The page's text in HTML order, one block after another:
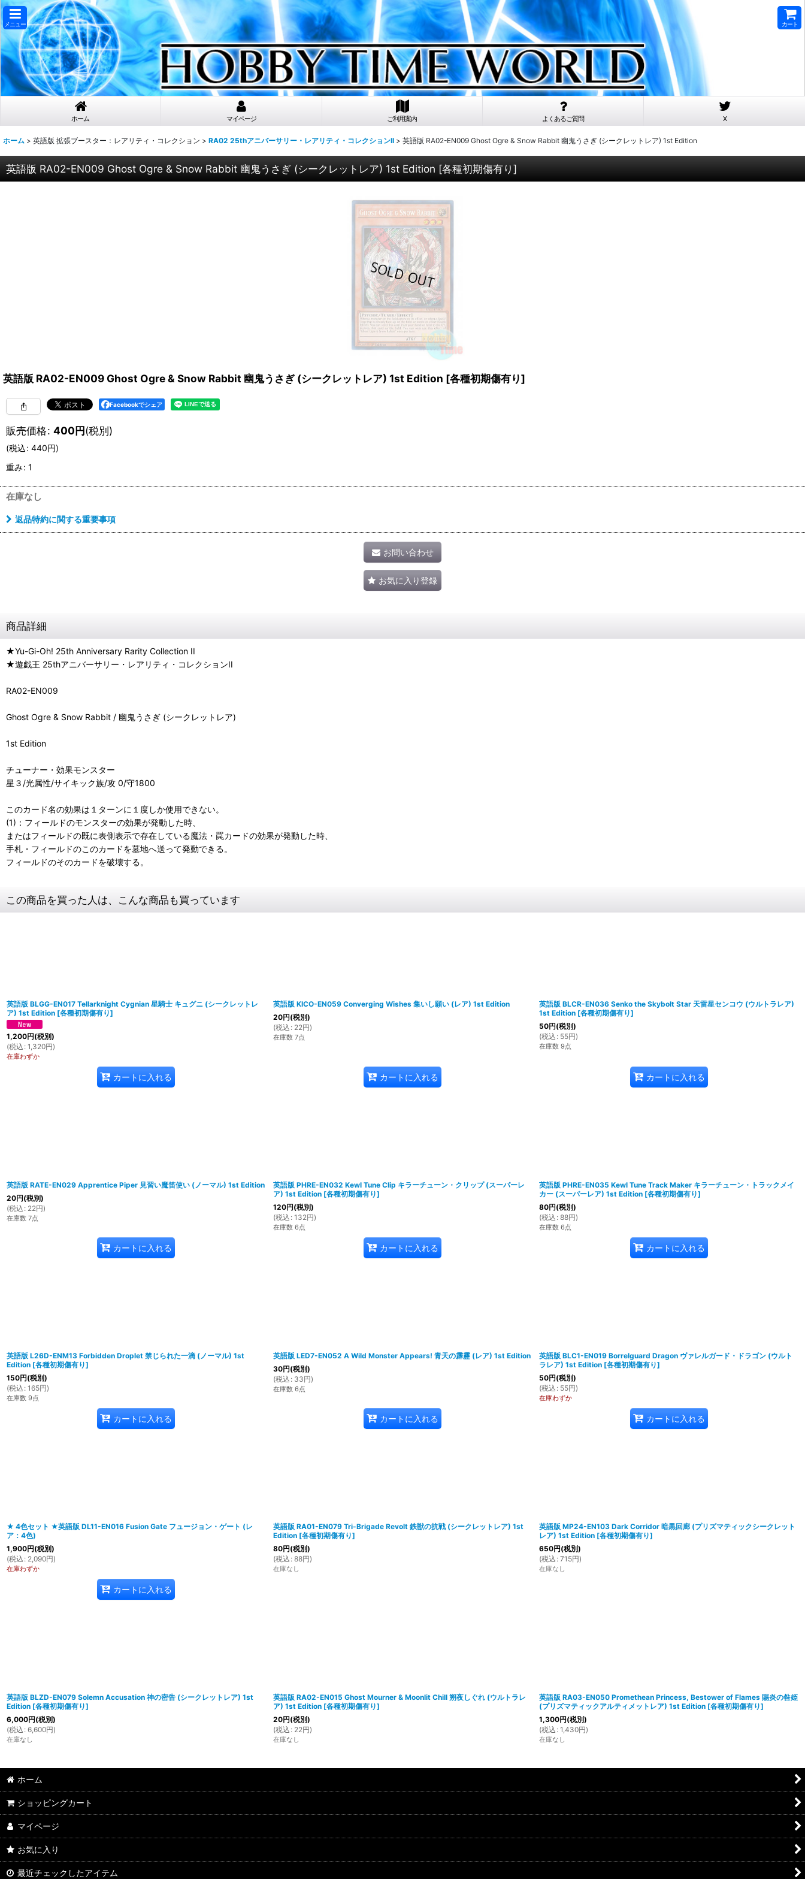
メニュー カート
ホーム マイページ ご利用案内 よくあるご質問 X
ホーム > 英語版 拡張ブースター：レアリティ・コレクション > RA02 25thアニバーサリー・レアリティ・コレクションII > 英語版 RA02-EN009 Ghost Ogre & Snow Rabbit 幽鬼うさぎ (シークレットレア) 1st Edition
英語版 RA02-EN009 Ghost Ogre & Snow Rabbit 幽鬼うさぎ (シークレットレア) 1st Edition [各種初期傷有り]
英語版 RA02-EN009 Ghost Ogre & Snow Rabbit 幽鬼うさぎ (シークレットレア) 1st Edition [各種初期傷有り]
Facebookでシェア
販売価格: 400円(税別)
(税込: 440円)
重み: 1
在庫なし
返品特約に関する重要事項
お問い合わせ
お気に入り登録
商品詳細
★Yu-Gi-Oh! 25th Anniversary Rarity Collection II
★遊戯王 25thアニバーサリー・レアリティ・コレクションII
RA02-EN009
Ghost Ogre & Snow Rabbit / 幽鬼うさぎ (シークレットレア)
1st Edition
チューナー・効果モンスター
星３/光属性/サイキック族/攻 0/守1800
このカード名の効果は１ターンに１度しか使用できない。
(1)：フィールドのモンスターの効果が発動した時、
またはフィールドの既に表側表示で存在している魔法・罠カードの効果が発動した時、
手札・フィールドのこのカードを墓地へ送って発動できる。
フィールドのそのカードを破壊する。
この商品を買った人は、こんな商品も買っています
英語版 BLGG-EN017 Tellarknight Cygnian 星騎士 キュグニ (シークレットレ
ア) 1st Edition [各種初期傷有り]
1,200円(税別)
(税込 : 1,320円)
在庫わずか
カートに入れる
英語版 KICO-EN059 Converging Wishes 集いし願い (レア) 1st Edition
20円(税別)
(税込 : 22円)
在庫数 7点
カートに入れる
英語版 BLCR-EN036 Senko the Skybolt Star 天雷星センコウ (ウルトラレア)
1st Edition [各種初期傷有り]
50円(税別)
(税込 : 55円)
在庫数 9点
カートに入れる
英語版 RATE-EN029 Apprentice Piper 見習い魔笛使い (ノーマル) 1st Edition
20円(税別)
(税込 : 22円)
在庫数 7点
カートに入れる
英語版 PHRE-EN032 Kewl Tune Clip キラーチューン・クリップ (スーパーレ
ア) 1st Edition [各種初期傷有り]
120円(税別)
(税込 : 132円)
在庫数 6点
カートに入れる
英語版 PHRE-EN035 Kewl Tune Track Maker キラーチューン・トラックメイ
カー (スーパーレア) 1st Edition [各種初期傷有り]
80円(税別)
(税込 : 88円)
在庫数 6点
カートに入れる
英語版 L26D-ENM13 Forbidden Droplet 禁じられた一滴 (ノーマル) 1st
Edition [各種初期傷有り]
150円(税別)
(税込 : 165円)
在庫数 9点
カートに入れる
英語版 LED7-EN052 A Wild Monster Appears! 青天の霹靂 (レア) 1st Edition
30円(税別)
(税込 : 33円)
在庫数 6点
カートに入れる
英語版 BLC1-EN019 Borrelguard Dragon ヴァレルガード・ドラゴン (ウルト
ラレア) 1st Edition [各種初期傷有り]
50円(税別)
(税込 : 55円)
在庫わずか
カートに入れる
★ 4色セット ★英語版 DL11-EN016 Fusion Gate フュージョン・ゲート (レ
ア：4色)
1,900円(税別)
(税込 : 2,090円)
在庫わずか
カートに入れる
英語版 RA01-EN079 Tri-Brigade Revolt 鉄獣の抗戦 (シークレットレア) 1st
Edition [各種初期傷有り]
80円(税別)
(税込 : 88円)
在庫なし
英語版 MP24-EN103 Dark Corridor 暗黒回廊 (プリズマティックシークレット
レア) 1st Edition [各種初期傷有り]
650円(税別)
(税込 : 715円)
在庫なし
英語版 BLZD-EN079 Solemn Accusation 神の密告 (シークレットレア) 1st
Edition [各種初期傷有り]
6,000円(税別)
(税込 : 6,600円)
在庫なし
英語版 RA02-EN015 Ghost Mourner & Moonlit Chill 朔夜しぐれ (ウルトラレ
ア) 1st Edition [各種初期傷有り]
20円(税別)
(税込 : 22円)
在庫なし
英語版 RA03-EN050 Promethean Princess, Bestower of Flames 賜炎の咎姫
(プリズマティックアルティメットレア) 1st Edition [各種初期傷有り]
1,300円(税別)
(税込 : 1,430円)
在庫なし
ホーム
ショッピングカート
マイページ
お気に入り
最近チェックしたアイテム